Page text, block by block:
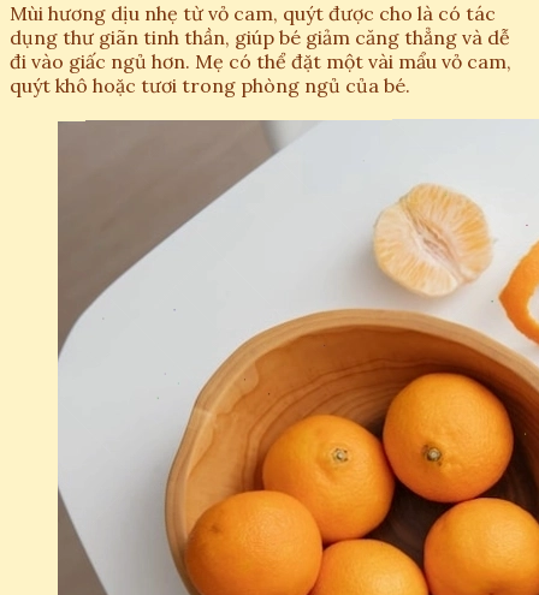
Mùi hương dịu nhẹ từ vỏ cam, quýt được cho là có tác
dụng thư giãn tinh thần, giúp bé giảm căng thẳng và dễ
đi vào giấc ngủ hơn. Mẹ có thể đặt một vài mẩu vỏ cam,
quýt khô hoặc tươi trong phòng ngủ của bé.